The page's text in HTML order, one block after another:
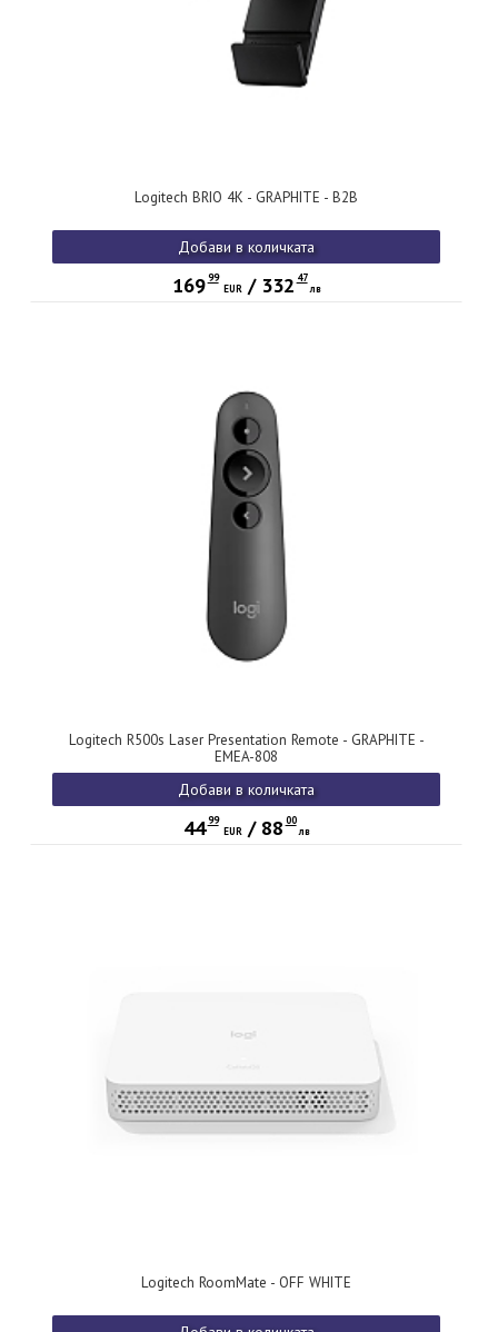
Logitech BRIO 4K - GRAPHITE - B2B
Добави в количката
169 99
EUR/ 332 47
лв
Logitech R500s Laser Presentation Remote - GRAPHITE -
EMEA-808
Добави в количката
44 99
EUR/ 88 00
лв
Logitech RoomMate - OFF WHITE